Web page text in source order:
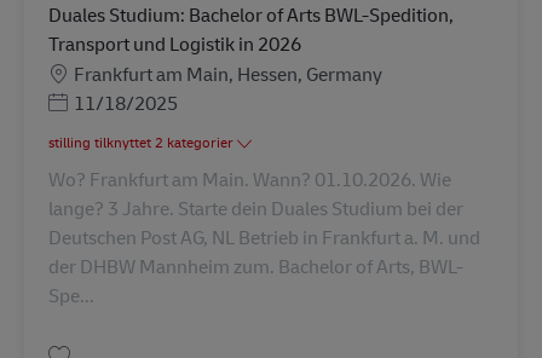
Duales Studium: Bachelor of Arts BWL-Spedition,
Transport und Logistik in 2026
Lokation
Frankfurt am Main, Hessen, Germany
Posted Date
11/18/2025
stilling tilknyttet 2 kategorier
Wo? Frankfurt am Main. Wann? 01.10.2026. Wie
lange? 3 Jahre. Starte dein Duales Studium bei der
Deutschen Post AG, NL Betrieb in Frankfurt a. M. und
der DHBW Mannheim zum. Bachelor of Arts, BWL-
Spe...